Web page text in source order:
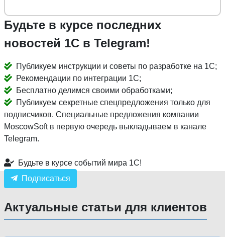
Будьте в курсе последних
новостей 1С в Telegram!
Публикуем инструкции и советы по разработке на 1С;
Рекомендации по интеграции 1С;
Бесплатно делимся своими обработками;
Публикуем секретные спецпредложения только для
подписчиков. Специальные предложения компании
MoscowSoft в первую очередь выкладываем в канале
Telegram.
Будьте в курсе событий мира 1С!
Подписаться
Актуальные статьи для клиентов